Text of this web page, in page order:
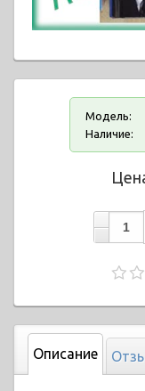
Модель:
Наличие:
Описание